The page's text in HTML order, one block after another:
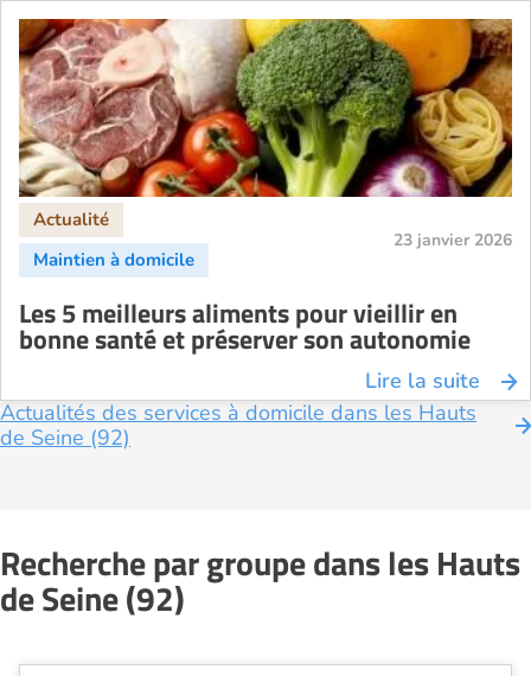
23 janvier 2026
Les 5 meilleurs aliments pour vieillir en
bonne santé et préserver son autonomie
Lire la suite
Actualités des services à domicile dans les Hauts
de Seine (92)
Recherche par groupe dans les Hauts
de Seine (92)